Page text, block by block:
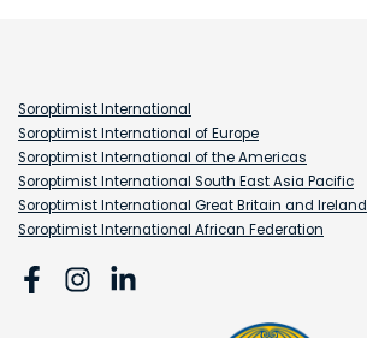
Soroptimist International
Soroptimist International of Europe
Soroptimist International of the Americas
Soroptimist International South East Asia Pacific
Soroptimist International Great Britain and Ireland
Soroptimist International African Federation